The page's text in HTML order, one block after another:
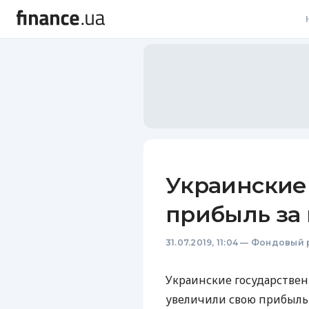
прибыль за
31.07.2019, 11:04 — Фондовый
Украинские
увеличили свою прибыль